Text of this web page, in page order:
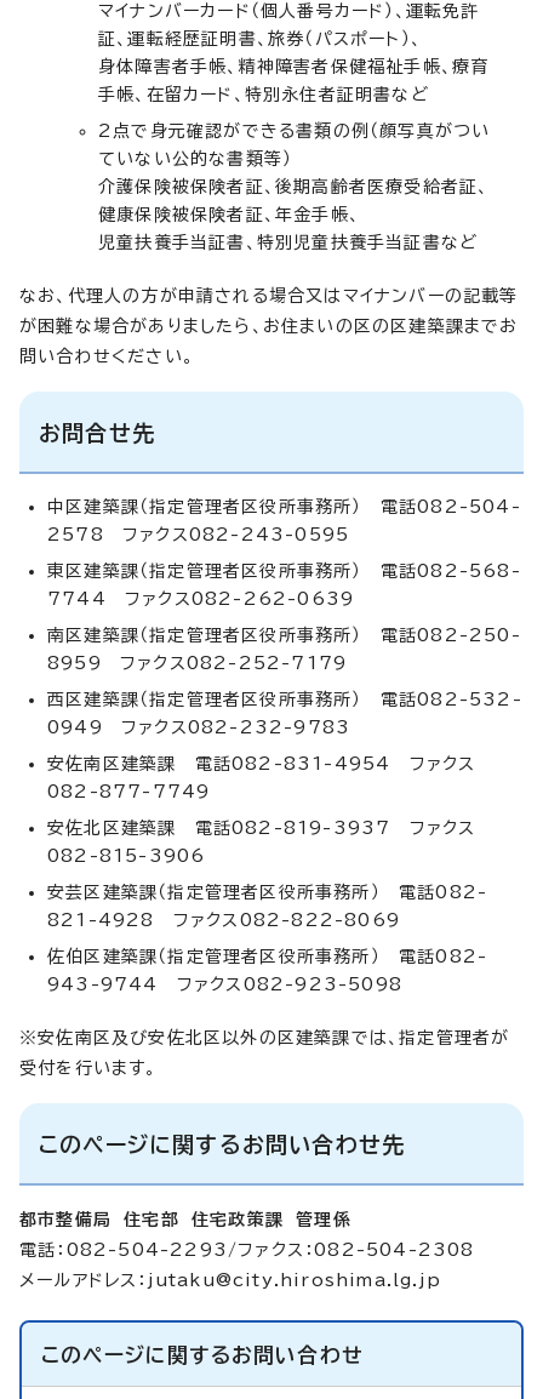
マイナンバーカード（個人番号カード）、運転免許
証、運転経歴証明書、旅券（パスポート）、
身体障害者手帳、精神障害者保健福祉手帳、療育
手帳、在留カード、特別永住者証明書など
2点で身元確認ができる書類の例（顔写真がつい
ていない公的な書類等）
介護保険被保険者証、後期高齢者医療受給者証、
健康保険被保険者証、年金手帳、
児童扶養手当証書、特別児童扶養手当証書など
なお、代理人の方が申請される場合又はマイナンバーの記載等
が困難な場合がありましたら、お住まいの区の区建築課までお
問い合わせください。
お問合せ先
中区建築課（指定管理者区役所事務所） 電話082-504-
2578 ファクス082-243-0595
東区建築課（指定管理者区役所事務所） 電話082-568-
7744 ファクス082-262-0639
南区建築課（指定管理者区役所事務所） 電話082-250-
8959 ファクス082-252-7179
西区建築課（指定管理者区役所事務所） 電話082-532-
0949 ファクス082-232-9783
安佐南区建築課 電話082-831-4954 ファクス
082-877-7749
安佐北区建築課 電話082-819-3937 ファクス
082-815-3906
安芸区建築課（指定管理者区役所事務所） 電話082-
821-4928 ファクス082-822-8069
佐伯区建築課（指定管理者区役所事務所） 電話082-
943-9744 ファクス082-923-5098
※安佐南区及び安佐北区以外の区建築課では、指定管理者が
受付を行います。
このページに関するお問い合わせ先
都市整備局 住宅部 住宅政策課 管理係
電話：082-504-2293/ファクス：082-504-2308
メールアドレス： jutaku@city.hiroshima.lg.jp
このページに関するお問い合わせ